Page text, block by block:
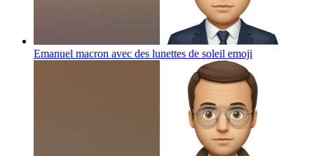
Emanuel macron avec des lunettes de soleil emoji